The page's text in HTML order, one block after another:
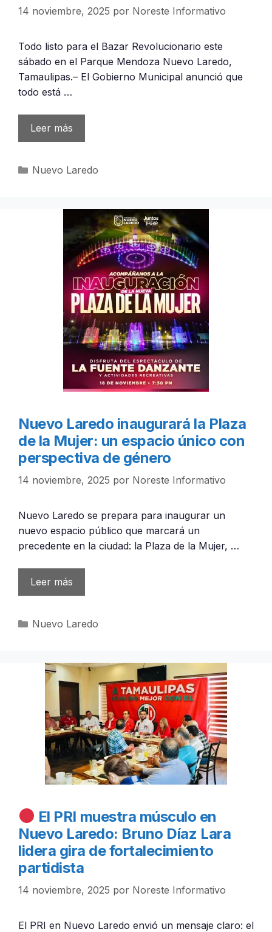
14 noviembre, 2025 por Noreste Informativo
Todo listo para el Bazar Revolucionario este
sábado en el Parque Mendoza Nuevo Laredo,
Tamaulipas.– El Gobierno Municipal anunció que
todo está …
Leer más
Categorías
Nuevo Laredo
Nuevo Laredo inaugurará la Plaza
de la Mujer: un espacio único con
perspectiva de género
14 noviembre, 2025 por Noreste Informativo
Nuevo Laredo se prepara para inaugurar un
nuevo espacio público que marcará un
precedente en la ciudad: la Plaza de la Mujer, …
Leer más
Categorías
Nuevo Laredo
El PRI muestra músculo en
Nuevo Laredo: Bruno Díaz Lara
lidera gira de fortalecimiento
partidista
14 noviembre, 2025 por Noreste Informativo
El PRI en Nuevo Laredo envió un mensaje claro: el